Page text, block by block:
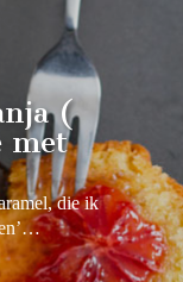
(
met
die ik